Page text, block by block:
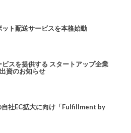
ト配送サービスを本格始動
スを提供する スタートアップ企業
資のお知らせ
社EC拡大に向け「Fulfillment by